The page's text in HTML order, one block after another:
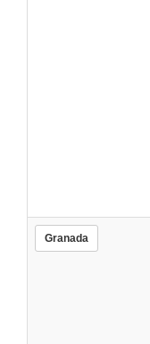
Granada